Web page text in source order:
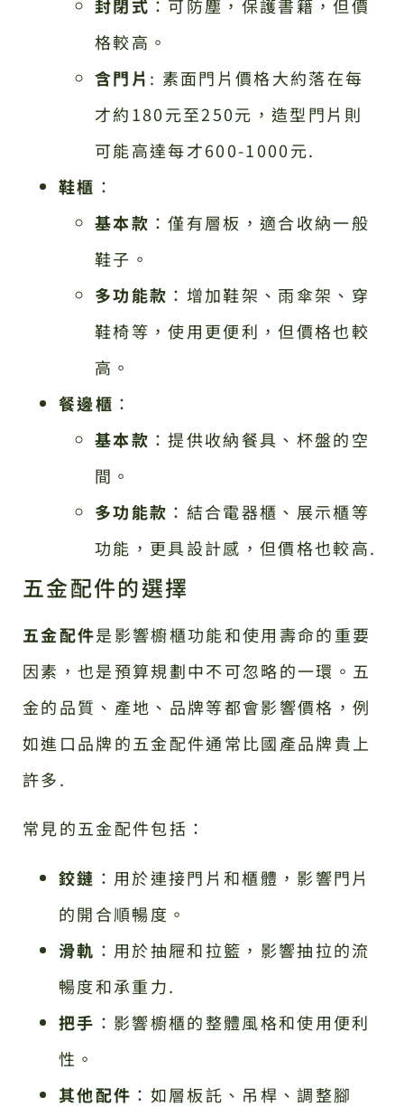
封閉式 ：可防塵，保護書籍，但價
格較高。
含門片 : 素面門片價格大約落在每
才約180元至250元，造型門片則
可能高達每才600-1000元.
鞋櫃 ：
基本款 ：僅有層板，適合收納一般
鞋子。
多功能款 ：增加鞋架、雨傘架、穿
鞋椅等，使用更便利，但價格也較
高。
餐邊櫃 ：
基本款 ：提供收納餐具、杯盤的空
間。
多功能款 ：結合電器櫃、展示櫃等
功能，更具設計感，但價格也較高.
五金配件的選擇
五金配件是影響櫥櫃功能和使用壽命的重要
因素，也是預算規劃中不可忽略的一環。五
金的品質、產地、品牌等都會影響價格，例
如進口品牌的五金配件通常比國產品牌貴上
許多.
常見的五金配件包括：
鉸鏈 ：用於連接門片和櫃體，影響門片
的開合順暢度。
滑軌 ：用於抽屜和拉籃，影響抽拉的流
暢度和承重力.
把手 ：影響櫥櫃的整體風格和使用便利
性。
其他配件 ：如層板託、吊桿、調整腳